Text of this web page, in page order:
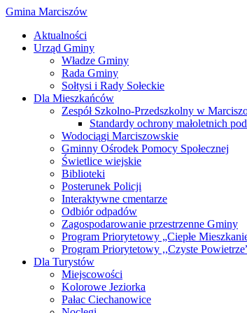
Gmina Marciszów
Aktualności
Urząd Gminy
Władze Gminy
Rada Gminy
Sołtysi i Rady Sołeckie
Dla Mieszkańców
Zespół Szkolno-Przedszkolny w
Standardy ochrony małoletnich
Wodociągi Marciszowskie
Gminny Ośrodek Pomocy Społecznej
Świetlice wiejskie
Biblioteki
Posterunek Policji
Interaktywne cmentarze
Odbiór odpadów
Zagospodarowanie przestrzenne Gminy
Program Priorytetowy „Ciepłe
Program Priorytetowy ,,Czyste
Dla Turystów
Miejscowości
Kolorowe Jeziorka
Pałac Ciechanowice